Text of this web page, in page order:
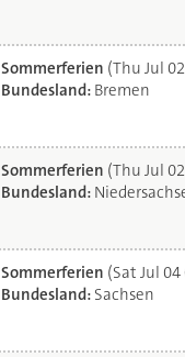
Sommerferien (Thu Jul
Bundesland: Bremen
Sommerferien (Thu Jul
Bundesland:
Sommerferien (Sat Jul 04
Bundesland: Sachsen